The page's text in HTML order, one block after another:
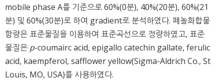
mobile phase A를 기준으로 60%(0분), 40%(20분), 60%(21
분) 및 60%(30분)로 하여 gradient로 분석하였다. 페놀화합물
함량은 표준물질을 이용하여 표준곡선으로 정량하였고, 표준
물질은 p-coumairc acid, epigallo catechin gallate, ferulic
acid, kaempferol, safflower yellow(Sigma-Aldrich Co., St
Louis, MO, USA)를 사용하였다.